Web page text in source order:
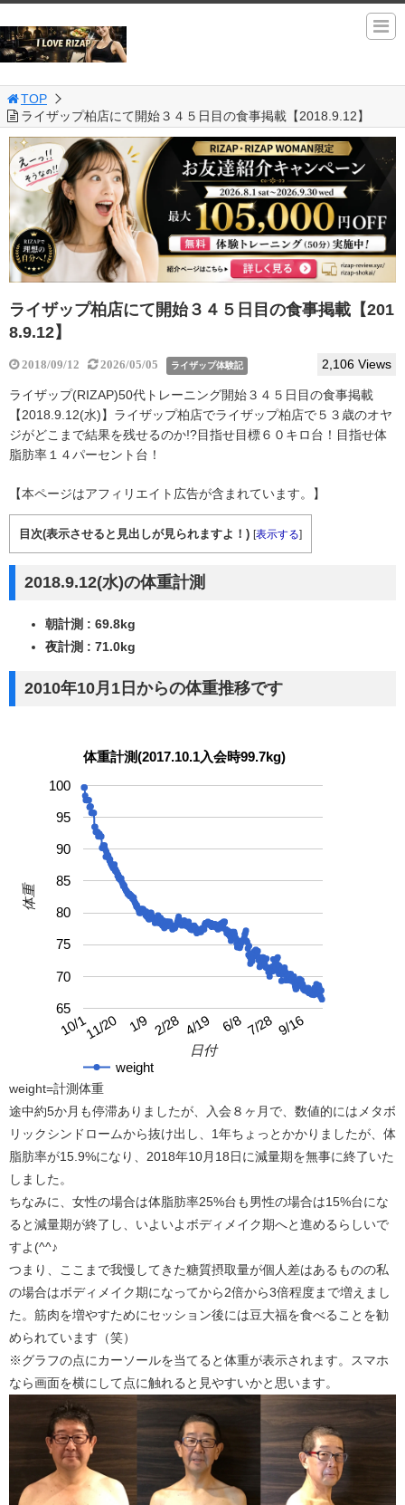
TOP
ライザップ柏店にて開始３４５日目の食事掲載【2018.9.12】
ライザップ柏店にて開始３４５日目の食事掲載【201
8.9.12】
2018/09/12 2026/05/05 ライザップ体験記 2,106 Views
ライザップ(RIZAP)50代トレーニング開始３４５日目の食事掲載
【2018.9.12(水)】ライザップ柏店でライザップ柏店で５３歳のオヤ
ジがどこまで結果を残せるのか!?目指せ目標６０キロ台！目指せ体
脂肪率１４パーセント台！
【本ページはアフィリエイト広告が含まれています。】
目次(表示させると見出しが見られますよ！) [表示する]
2018.9.12(水)の体重計測
朝計測 : 69.8kg
夜計測 : 71.0kg
2010年10月1日からの体重推移です
体重計測(2017.10.1入会時99.7kg)
weight
10/111/20 1/9 2/28 4/19 6/8 7/28 9/16
65
70
75
80
85
90
95
100
日付
体重
weight=計測体重
途中約5か月も停滞ありましたが、入会８ヶ月で、数値的にはメタボ
リックシンドロームから抜け出し、1年ちょっとかかりましたが、体
脂肪率が15.9%になり、2018年10月18日に減量期を無事に終了いた
しました。
ちなみに、女性の場合は体脂肪率25%台も男性の場合は15%台にな
ると減量期が終了し、いよいよボディメイク期へと進めるらしいで
すよ(^^♪
つまり、ここまで我慢してきた糖質摂取量が個人差はあるものの私
の場合はボディメイク期になってから2倍から3倍程度まで増えまし
た。筋肉を増やすためにセッション後には豆大福を食べることを勧
められています（笑）
※グラフの点にカーソールを当てると体重が表示されます。スマホ
なら画面を横にして点に触れると見やすいかと思います。